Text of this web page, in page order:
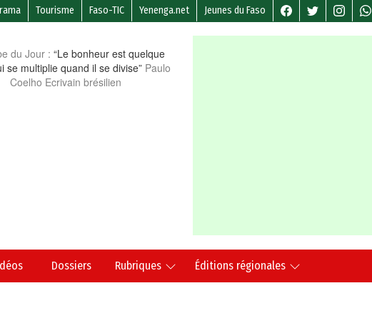
Tourisme Faso-TIC Yenenga.net Jeunes du Faso
du Jour : “Le bonheur est quelque
se multiplie quand il se divise” Paulo
Coelho Ecrivain brésilien
Dossiers Rubriques Éditions régionales